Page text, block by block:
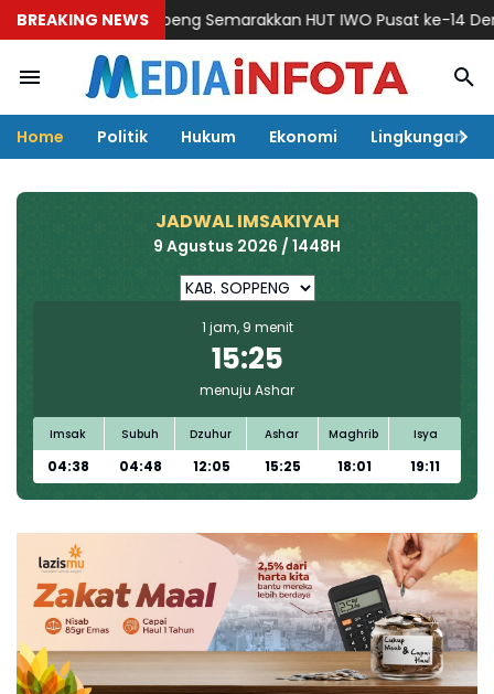
BREAKING NEWS
Semarakkan HUT IWO Pusat ke-14 Dengan Silaturahmi
Home Politik Hukum Ekonomi Lingkungan
JADWAL IMSAKIYAH
9 Agustus 2026 / 1448H
1 jam, 9 menit
15:25
menuju Ashar
Imsak
04:38
Subuh
04:48
Dzuhur
12:05
Ashar
15:25
Maghrib
18:01
Isya
19:11